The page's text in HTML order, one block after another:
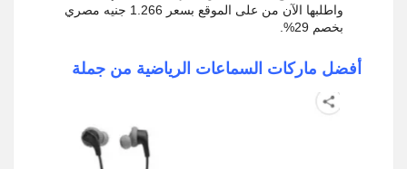
واطلبها الآن من على الموقع بسعر 1.266 جنيه مصري
بخصم 29%.
أفضل ماركات السماعات الرياضية من جملة